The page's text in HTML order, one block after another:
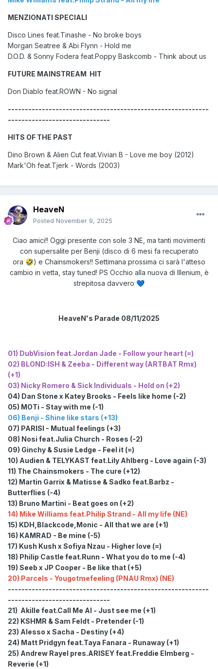
MENZIONATI SPECIALI
Disco Lines feat.Tinashe - No broke boys
Morgan Seatree & Abi Flynn - Hold me
D.O.D. & Sonny Fodera feat.Poppy Baskcomb - Think about us
FUTURE MAINSTREAM HIT
Don Diablo feat.ROWN - No signal
-----------------------------------------------------------
------------------------------
HITS OF THE PAST
Dino Brown & Alien Cut feat.Vivian B - Love me boy (2012)
Mark'Oh feat.Tjerk - Words (2003)
HeaveN
Posted November 9, 2025
Ciao amici!! Oggi presente con sole 3 NE, ma tanti movimenti
con supersalite per Benji (disco di 6 mesi fa recuperato
ora 🤣) e Chainsmokers!! Settimana prossima ci sarà l'atteso
cambio in vetta, stay tuned! PS Occhio alla nuova di Illenium, è
strepitosa davvero 💙
HeaveN's Parade 08/11/2025
01) DubVision feat.Jordan Jade - Follow your heart (=)
02) BLOND:ISH & Zeeba - Different way (ARTBAT Rmx)
(+1)
03) Nicky Romero & Sick Individuals - Hold on (+2)
04) Dan Stone x Katey Brooks - Feels like home (-2)
05) MOTi - Stay with me (-1)
06) Benji - Shine like stars (+13)
07) PARISI - Mutual feelings (+3)
08) Nosi feat.Julia Church - Roses (-2)
09) Ginchy & Susie Ledge - Feel it (=)
10) Audien & TELYKAST feat.Lily Ahlberg - Love again (-3)
11) The Chainsmokers - The cure (+12)
12) Martin Garrix & Matisse & Sadko feat.Barbz -
Butterflies (-4)
13) Bruno Martini - Beat goes on (+2)
14) Mike Williams feat.Philip Strand - All my life (NE)
15) KDH,Blackcode,Monic - All that we are (+1)
16) KAMRAD - Be mine (-5)
17) Kush Kush x Sofiya Nzau - Higher love (=)
18) Philip Castle feat.Runn - What you do to me (-4)
19) Seeb x JP Cooper - Be like that (+5)
20) Parcels - Yougotmefeeling (PNAU Rmx) (NE)
-----------------------------------------------------------
------------------------------
21) Akille feat.Call Me Al - Just see me (+1)
22) KSHMR & Sam Feldt - Pretender (-1)
23) Alesso x Sacha - Destiny (+4)
24) Matt Pridgyn feat.Taya Fanara - Runaway (+1)
25) Andrew Rayel pres.ARISEY feat.Freddie Elmberg -
Reverie (+1)